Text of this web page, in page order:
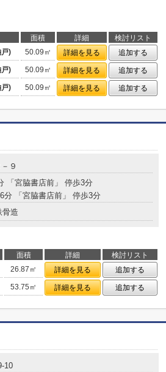
面積 詳細
検討リスト
) 50.09㎡ 詳細を見る
追加する
) 50.09㎡ 詳細を見る
追加する
) 50.09㎡ 詳細を見る 追加する
９
「宮脇書店前」 停歩3分
分 「宮脇書店前」 停歩3分
骨造
面積 詳細
検討リスト
26.87㎡ 詳細を見る
追加する
53.75㎡ 詳細を見る 追加する
10